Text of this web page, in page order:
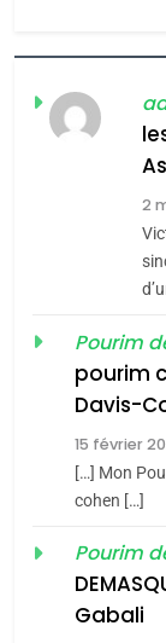
2
Pourim
pourim
Davis-
15 février
[…] Mon
cohen […]
Pourim
Gabali
5